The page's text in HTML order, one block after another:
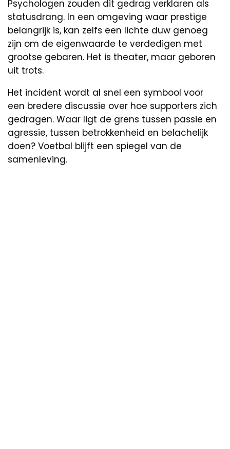
Psychologen zouden dit gedrag verklaren als
statusdrang. In een omgeving waar prestige
belangrijk is, kan zelfs een lichte duw genoeg
zijn om de eigenwaarde te verdedigen met
grootse gebaren. Het is theater, maar geboren
uit trots.
Het incident wordt al snel een symbool voor
een bredere discussie over hoe supporters zich
gedragen. Waar ligt de grens tussen passie en
agressie, tussen betrokkenheid en belachelijk
doen? Voetbal blijft een spiegel van de
samenleving.